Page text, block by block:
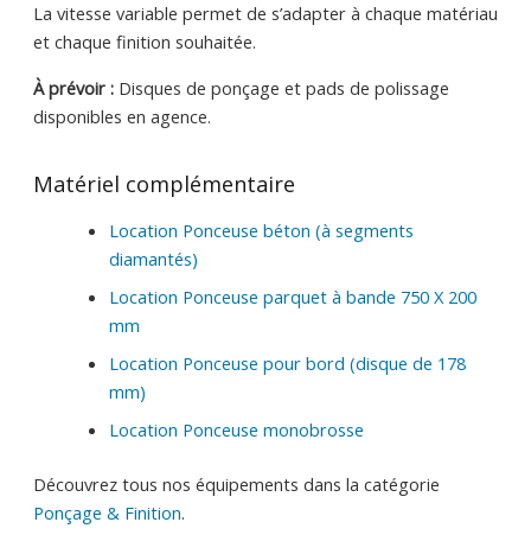
La vitesse variable permet de s’adapter à chaque matériau
et chaque finition souhaitée.
À prévoir :Disques de ponçage et pads de polissage
disponibles en agence.
Matériel complémentaire
Location Ponceuse béton (à segments
diamantés)
Location Ponceuse parquet à bande 750 X 200
mm
Location Ponceuse pour bord (disque de 178
mm)
Location Ponceuse monobrosse
Découvrez tous nos équipements dans la catégorie
Ponçage & Finition.